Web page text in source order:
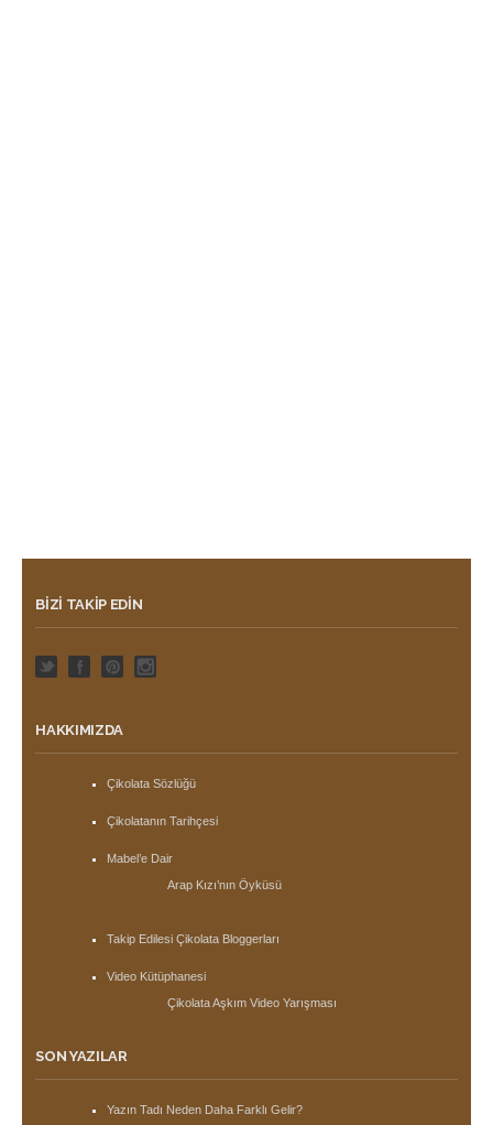
BIZI TAKIP EDIN
HAKKIMIZDA
Çikolata Sözlüğü
Çikolatanın Tarihçesi
Mabel’e Dair
Arap Kızı’nın Öyküsü
Takip Edilesi Çikolata Bloggerları
Video Kütüphanesi
Çikolata Aşkım Video Yarışması
SON YAZILAR
Yazın Tadı Neden Daha Farklı Gelir?